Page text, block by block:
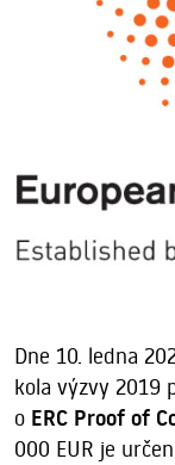
Dne 10. ledna
kola výzvy 2019
o ERC Proof of
000 EUR je